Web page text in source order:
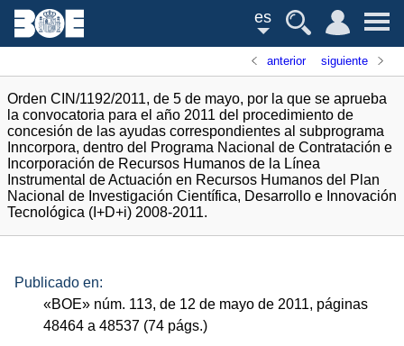
es
anterior siguiente
Orden CIN/1192/2011, de 5 de mayo, por la que se aprueba
la convocatoria para el año 2011 del procedimiento de
concesión de las ayudas correspondientes al subprograma
Inncorpora, dentro del Programa Nacional de Contratación e
Incorporación de Recursos Humanos de la Línea
Instrumental de Actuación en Recursos Humanos del Plan
Nacional de Investigación Científica, Desarrollo e Innovación
Tecnológica (I+D+i) 2008-2011.
Publicado en:
«BOE» núm. 113, de 12 de mayo de 2011, páginas
48464 a 48537 (74 págs.)